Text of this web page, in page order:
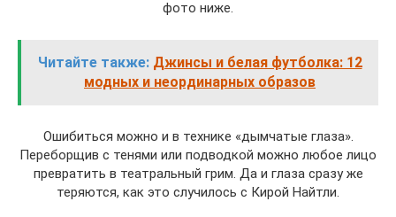
фото ниже.
Читайте также: Джинсы и белая футболка: 12
модных и неординарных образов
Ошибиться можно и в технике «дымчатые глаза».
Переборщив с тенями или подводкой можно любое лицо
превратить в театральный грим. Да и глаза сразу же
теряются, как это случилось с Кирой Найтли.